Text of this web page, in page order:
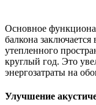
Основное
балкона
утепленного
круглый год. Это
энергозатраты на
Улучшение